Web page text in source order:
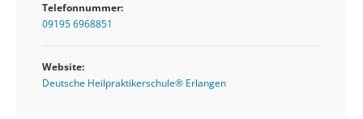
Telefonnummer:
09195 6968851
Website:
Deutsche Heilpraktikerschule® Erlangen